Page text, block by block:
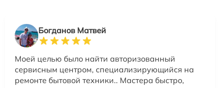
Богданов Матвей
Моей целью было найти авторизованный
сервисным центром, специализирующийся на
ремонте бытовой техники.. Мастера быстро,